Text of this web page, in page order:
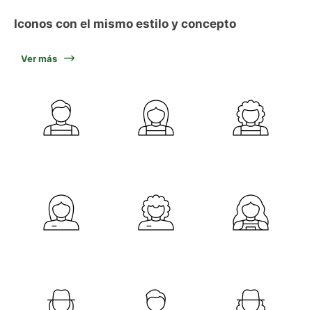
Iconos con el mismo estilo y concepto
Ver más